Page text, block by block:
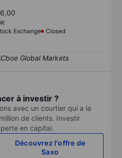
Exchange
Closed
à investir ?
avec un courtier qui a la
de clients. Investir
en capital.
Découvrez l'offre de
Saxo